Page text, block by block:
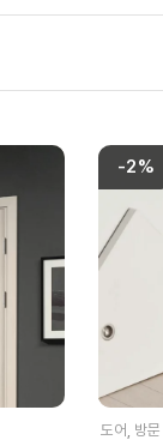
-2%
도어 방문